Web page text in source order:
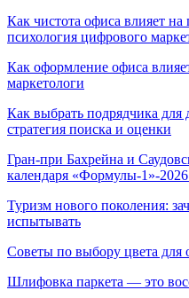
Как чистота офиса влияет на
психология цифрового
Как оформление офиса
маркетологи
Как выбрать подрядчика
стратегия поиска и оценки
Гран-при Бахрейна и
календаря «Формулы-1»-
Туризм нового поколения:
испытывать
Советы по выбору цвета для
Шлифовка паркета — это